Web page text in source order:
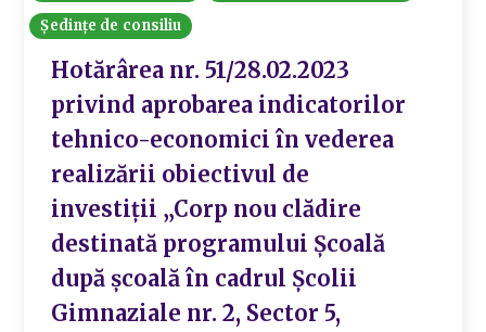
Ședințe de consiliu
Hotărârea nr. 51/28.02.2023
privind aprobarea indicatorilor
tehnico-economici în vederea
realizării obiectivul de
investiții „Corp nou clădire
destinată programului Școală
după școală în cadrul Școlii
Gimnaziale nr. 2, Sector 5,